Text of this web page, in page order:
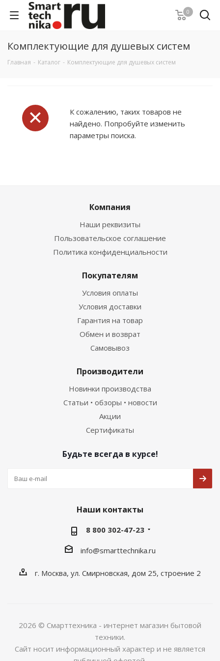
0
Комплектующие для душевых систем
Главная - Каталог - Комплектующие для душевых систем
К сожалению, таких товаров не
найдено. Попробуйте изменить
параметры поиска.
Компания
Наши реквизиты
Пользовательское соглашение
Политика конфиденциальности
Покупателям
Условия оплаты
Условия доставки
Гарантия на товар
Обмен и возврат
Самовывоз
Производители
Новинки производства
Статьи • обзоры • новости
Акции
Сертификаты
Будьте всегда в курсе!
Наши контакты
8 800 302-47-23
info@smarttechnika.ru
г. Москва, ул. Смирновская, дом 25, строение 2
2026 © Смарттехника - интернет магазин бытовой
техники.
Сайт носит информационный характер и не является